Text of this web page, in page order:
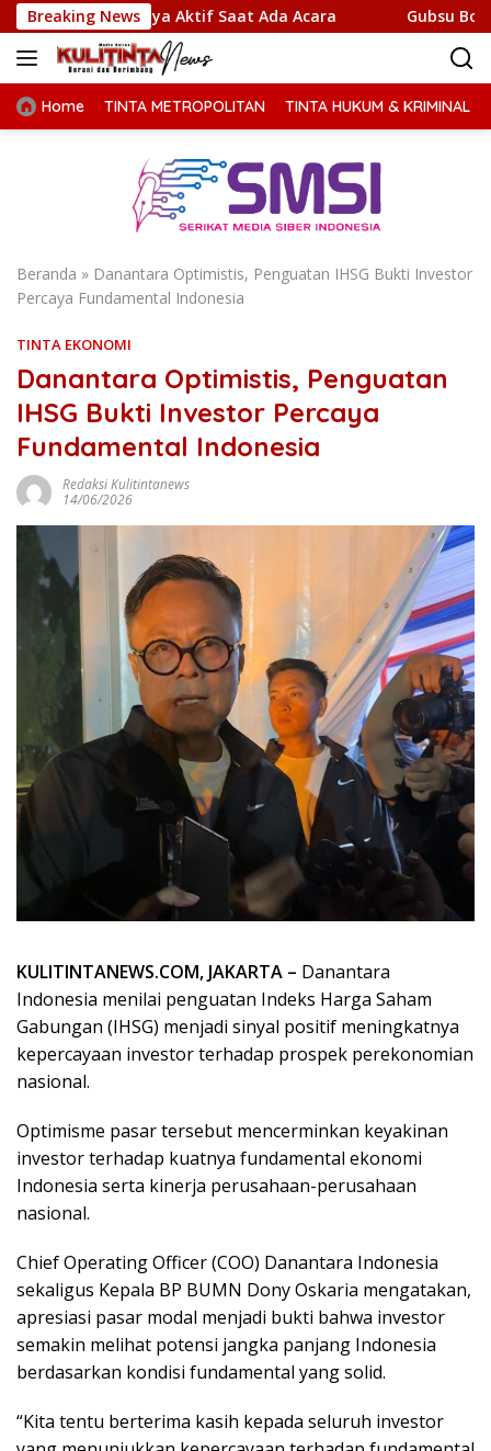
Langsung
ke
konten
Breaking News
Hanya Aktif Saat Ada Acara Gubsu Bobby
Home TINTA METROPOLITAN TINTA HUKUM & KRIMINAL
Beranda » Danantara Optimistis, Penguatan IHSG Bukti Investor
Percaya Fundamental Indonesia
TINTA EKONOMI
Danantara Optimistis, Penguatan
IHSG Bukti Investor Percaya
Fundamental Indonesia
Redaksi Kulitintanews
14/06/2026
KULITINTANEWS.COM, JAKARTA – Danantara
Indonesia menilai penguatan Indeks Harga Saham
Gabungan (IHSG) menjadi sinyal positif meningkatnya
kepercayaan investor terhadap prospek perekonomian
nasional.
Optimisme pasar tersebut mencerminkan keyakinan
investor terhadap kuatnya fundamental ekonomi
Indonesia serta kinerja perusahaan-perusahaan
nasional.
Chief Operating Officer (COO) Danantara Indonesia
sekaligus Kepala BP BUMN Dony Oskaria mengatakan,
apresiasi pasar modal menjadi bukti bahwa investor
semakin melihat potensi jangka panjang Indonesia
berdasarkan kondisi fundamental yang solid.
“Kita tentu berterima kasih kepada seluruh investor